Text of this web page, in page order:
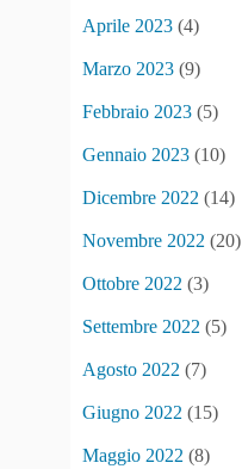
Aprile 2023 (4)
Marzo 2023 (9)
Febbraio 2023 (5)
Gennaio 2023 (10)
Dicembre 2022 (14)
Novembre 2022 (20)
Ottobre 2022 (3)
Settembre 2022 (5)
Agosto 2022 (7)
Giugno 2022 (15)
Maggio 2022 (8)